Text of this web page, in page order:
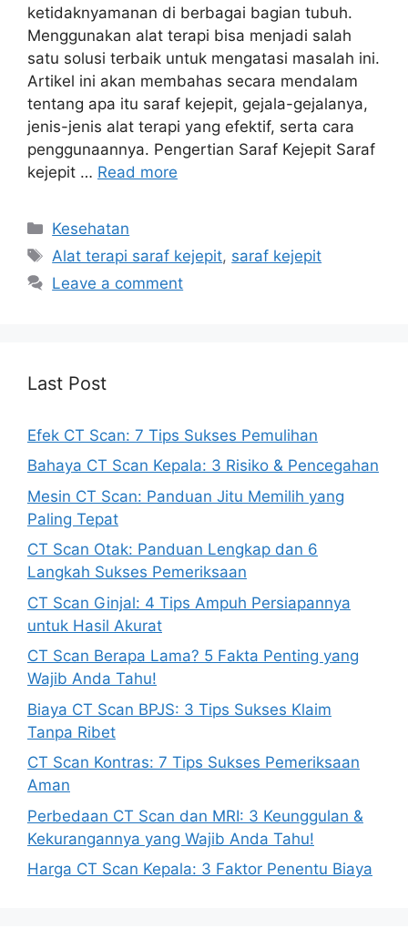
ketidaknyamanan di berbagai bagian tubuh.
Menggunakan alat terapi bisa menjadi salah
satu solusi terbaik untuk mengatasi masalah ini.
Artikel ini akan membahas secara mendalam
tentang apa itu saraf kejepit, gejala-gejalanya,
jenis-jenis alat terapi yang efektif, serta cara
penggunaannya. Pengertian Saraf Kejepit Saraf
kejepit … Read more
Categories
Kesehatan
Tags
Alat terapi saraf kejepit, saraf kejepit
Leave a comment
Last Post
Efek CT Scan: 7 Tips Sukses Pemulihan
Bahaya CT Scan Kepala: 3 Risiko & Pencegahan
Mesin CT Scan: Panduan Jitu Memilih yang
Paling Tepat
CT Scan Otak: Panduan Lengkap dan 6
Langkah Sukses Pemeriksaan
CT Scan Ginjal: 4 Tips Ampuh Persiapannya
untuk Hasil Akurat
CT Scan Berapa Lama? 5 Fakta Penting yang
Wajib Anda Tahu!
Biaya CT Scan BPJS: 3 Tips Sukses Klaim
Tanpa Ribet
CT Scan Kontras: 7 Tips Sukses Pemeriksaan
Aman
Perbedaan CT Scan dan MRI: 3 Keunggulan &
Kekurangannya yang Wajib Anda Tahu!
Harga CT Scan Kepala: 3 Faktor Penentu Biaya